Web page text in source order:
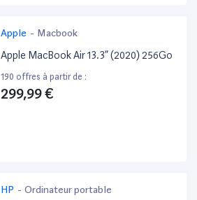
Apple - Macbook
Apple MacBook Air 13.3” (2020) 256Go
190 offres à partir de :
299,99 €
HP - Ordinateur portable